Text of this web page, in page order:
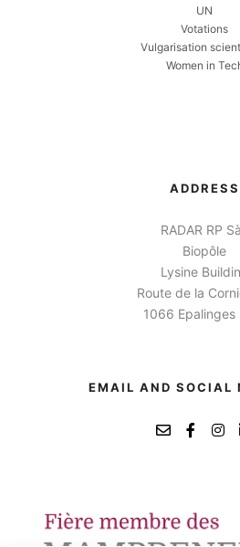
UN
Votations
Vulgarisation
Women in
ADDRESS
RADAR RP
Biopôle
Lysine
Route de la
1066 Epalinges
EMAIL AND SOCIAL